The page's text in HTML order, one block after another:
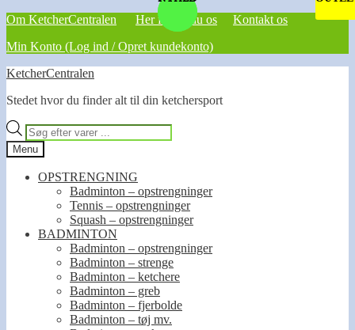
Om KetcherCentralen Her finder du os
Kontakt os
Min Konto (Log ind / Opret kundekonto)
Spring
navigation
Spring
indhold
KetcherCentralen
Stedet hvor du finder alt til din ketchersport
Products
search
Menu
OPSTRENGNING
Badminton – opstrengninger
Tennis – opstrengninger
Squash – opstrengninger
BADMINTON
Badminton – opstrengninger
Badminton – strenge
Badminton – ketchere
Badminton – greb
Badminton – fjerbolde
Badminton – tøj mv.